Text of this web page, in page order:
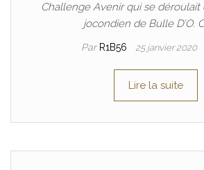
Challenge Avenir qui se déroulait
jocondien de Bulle D’O.
Par R1B56 25 janvier 2020
Lire la suite